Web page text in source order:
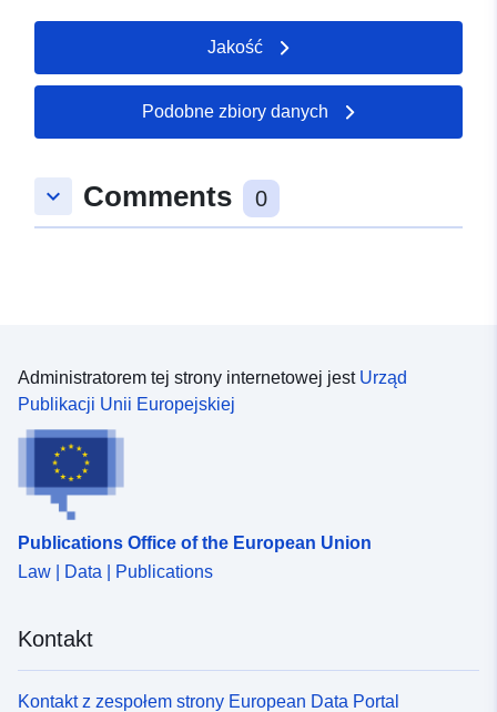
Jakość
Podobne zbiory danych
keyboard_arrow_down Comments 0
Administratorem tej strony internetowej jest Urząd
Publikacji Unii Europejskiej
Publications Office of the European Union
Law | Data | Publications
Kontakt
Kontakt z zespołem strony European Data Portal